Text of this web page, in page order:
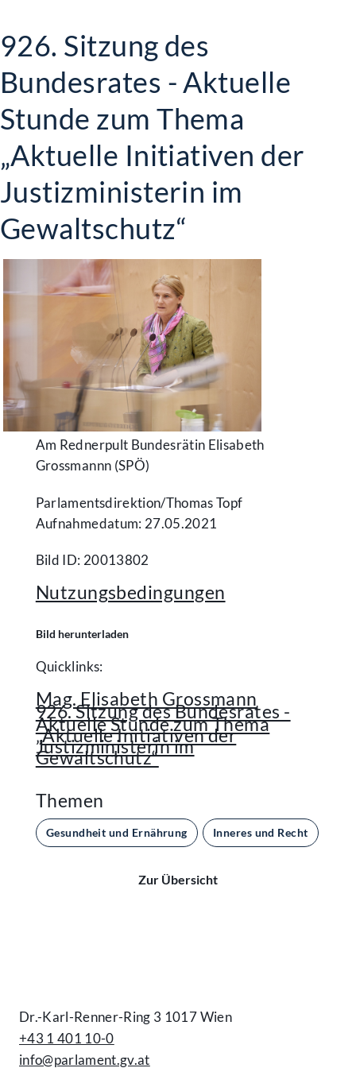
926. Sitzung des
Bundesrates - Aktuelle
Stunde zum Thema
„Aktuelle Initiativen der
Justizministerin im
Gewaltschutz“
Am Rednerpult Bundesrätin Elisabeth
Grossmannn (SPÖ)
Parlamentsdirektion/​Thomas Topf
Aufnahmedatum: 27.05.2021
Bild ID: 20013802
Nutzungsbedingungen
Bild herunterladen
Quicklinks:
Mag. Elisabeth Grossmann
926. Sitzung des Bundesrates -
Aktuelle Stunde zum Thema
„Aktuelle Initiativen der
Justizministerin im
Gewaltschutz“
Themen
Gesundheit und Ernährung Inneres und Recht
Zur Übersicht
Dr.-Karl-Renner-Ring 3 1017 Wien
+43 1 401 10-0
info@parlament.gv.at